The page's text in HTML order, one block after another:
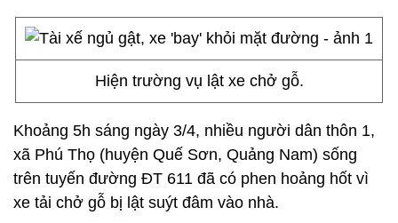
Hiện trường vụ lật xe chở gỗ.
Khoảng 5h sáng ngày 3/4, nhiều người dân thôn 1,
xã Phú Thọ (huyện Quế Sơn, Quảng Nam) sống
trên tuyến đường ĐT 611 đã có phen hoảng hốt vì
xe tải chở gỗ bị lật suýt đâm vào nhà.